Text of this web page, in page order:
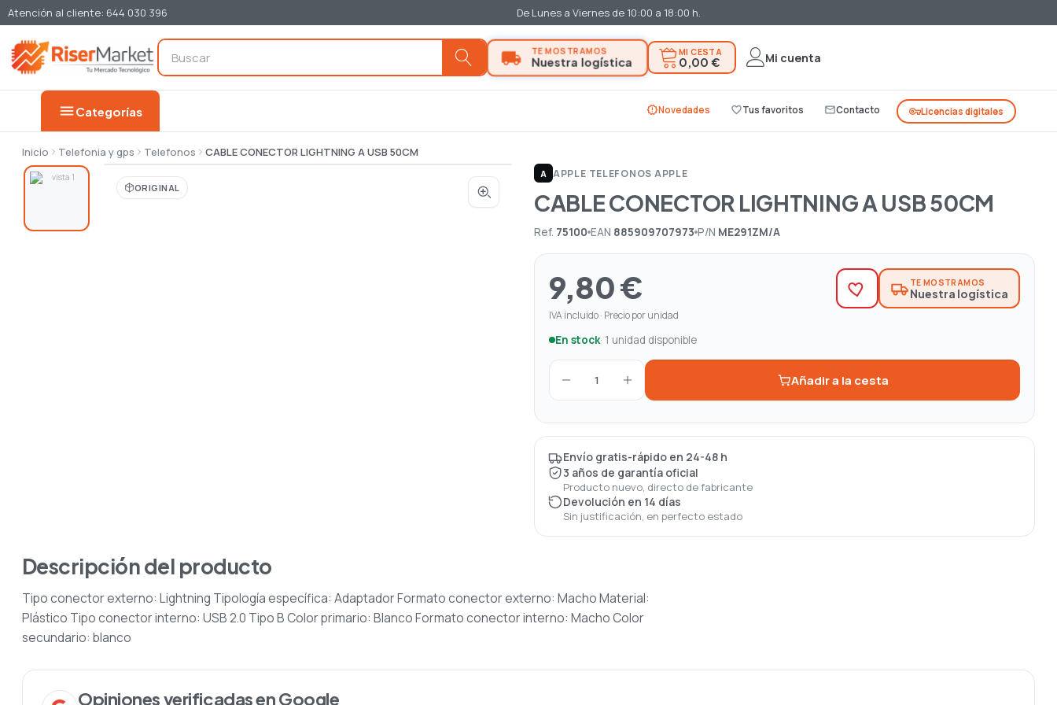
Atención al cliente: 644 030 396 De Lunes a Viernes de 10:00 a 18:00 h.
MI CESTA
0,00 € Mi cuenta
menuCategorías new_releasesNovedades favorite_borderTus favoritos mail_outlineContacto vpn_keyLicencias digitales
Inicio Telefonia y gps Telefonos CABLE CONECTOR LIGHTNING A USB 50CM
ORIGINAL
A APPLE|TELEFONOS APPLE
CABLE CONECTOR LIGHTNING A USB 50CM
Ref. 75100 EAN 885909707973 P/N ME291ZM/A
9,80 €
IVA incluido · Precio por unidad
En stock· 1 unidad disponible
TE MOSTRAMOS
Nuestra logística
1 Añadir a la cesta
Envío gratis-rápido en 24-48 h
3 años de garantía oficial
Producto nuevo, directo de fabricante
Devolución en 14 días
Sin justificación, en perfecto estado
Descripción del producto
Tipo conector externo: Lightning Tipología específica: Adaptador Formato conector externo: Macho Material:
Plástico Tipo conector interno: USB 2.0 Tipo B Color primario: Blanco Formato conector interno: Macho Color
secundario: blanco
Opiniones verificadas en Google